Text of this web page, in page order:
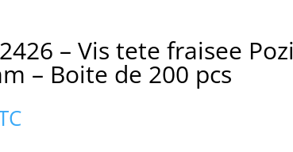
– Vis tete fraisee
– Boite de 200 pcs